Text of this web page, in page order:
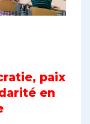
paix
en